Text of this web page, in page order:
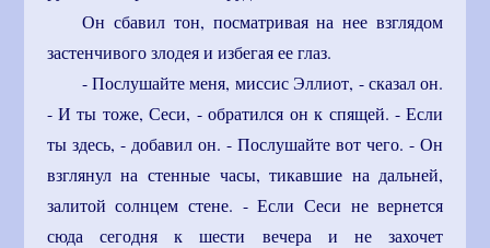
Он сбавил тон, посматривая на нее взглядом
застенчивого злодея и избегая ее глаз.
- Послушайте меня, миссис Эллиот, - сказал он.
- И ты тоже, Сеси, - обратился он к спящей. - Если
ты здесь, - добавил он. - Послушайте вот чего. - Он
взглянул на стенные часы, тикавшие на дальней,
залитой солнцем стене. - Если Сеси не вернется
сюда сегодня к шести вечера и не захочет